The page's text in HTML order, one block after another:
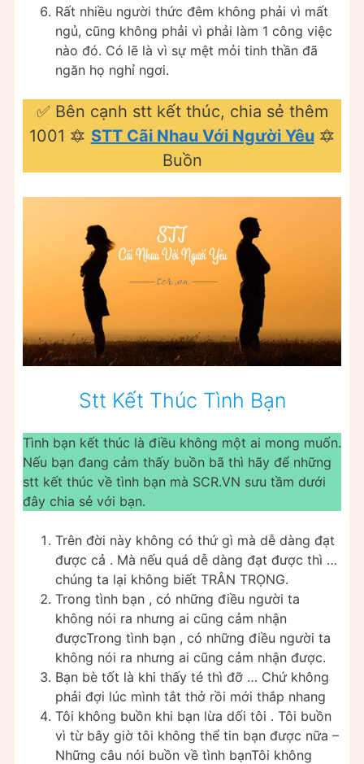
Rất nhiều người thức đêm không phải vì mất
ngủ, cũng không phải vì phải làm 1 công việc
nào đó. Có lẽ là vì sự mệt mỏi tinh thần đã
ngăn họ nghỉ ngơi.
✅ Bên cạnh stt kết thúc, chia sẻ thêm
1001 🔯 STT Cãi Nhau Với Người Yêu🔯
Buồn
Stt Kết Thúc Tình Bạn
Tình bạn kết thúc là điều không một ai mong muốn.
Nếu bạn đang cảm thấy buồn bã thì hãy để những
stt kết thúc về tình bạn mà SCR.VN sưu tầm dưới
đây chia sẻ với bạn.
Trên đời này không có thứ gì mà dễ dàng đạt
được cả . Mà nếu quá dễ dàng đạt được thì …
chúng ta lại không biết TRÂN TRỌNG.
Trong tình bạn , có những điều người ta
không nói ra nhưng ai cũng cảm nhận
đượcTrong tình bạn , có những điều người ta
không nói ra nhưng ai cũng cảm nhận được.
Bạn bè tốt là khi thấy té thì đỡ … Chứ không
phải đợi lúc mình tắt thở rồi mới thắp nhang
Tôi không buồn khi bạn lừa dối tôi . Tôi buồn
vì từ bây giờ tôi không thể tin bạn được nữa –
Những câu nói buồn về tình bạnTôi không